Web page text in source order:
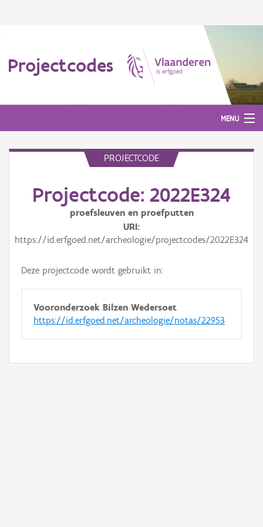
Projectcodes
MENU
PROJECTCODE
Projectcode: 2022E324
proefsleuven en proefputten
URI
https://id.erfgoed.net/archeologie/projectcodes/2022E324
Deze projectcode wordt gebruikt in:
Vooronderzoek Bilzen Wedersoet
https://id.erfgoed.net/archeologie/notas/22953